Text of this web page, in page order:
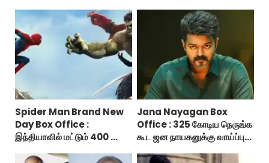
Spider Man Brand New
Day Box Office :
இந்தியாவில் மட்டும் 400 கோடி
Jana Nayagan Box
Office : 325 கோடிய நெருங்க
கூட ஜன நாயகனுக்கு வாய்ப்பு